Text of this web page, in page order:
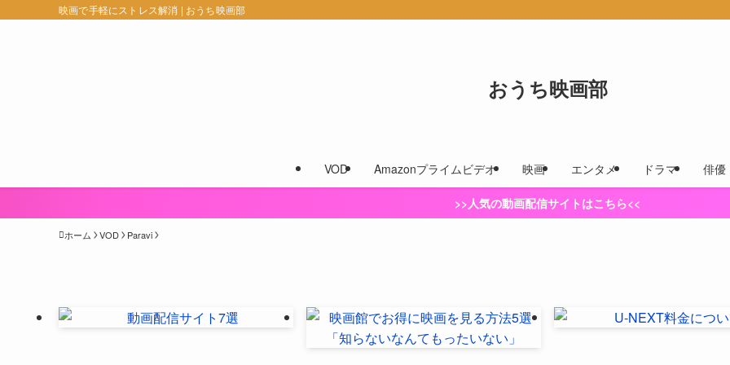
映画で手軽にストレス解消 | おうち映画部
おうち映画部
VOD Amazonプライムビデオ 映画 エンタメ ドラマ 俳優
>>人気の動画配信サイトはこちら<<
ホーム VOD Paravi